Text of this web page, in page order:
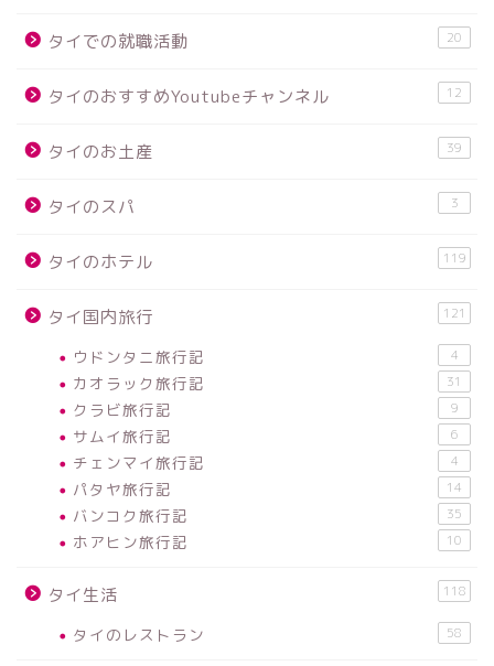
タイでの就職活動 20
タイのおすすめYoutubeチャンネル 12
タイのお土産 39
タイのスパ 3
タイのホテル 119
タイ国内旅行 121
ウドンタニ旅行記 4
カオラック旅行記 31
クラビ旅行記 9
サムイ旅行記 6
チェンマイ旅行記 4
パタヤ旅行記 14
バンコク旅行記 35
ホアヒン旅行記 10
タイ生活 118
タイのレストラン 58